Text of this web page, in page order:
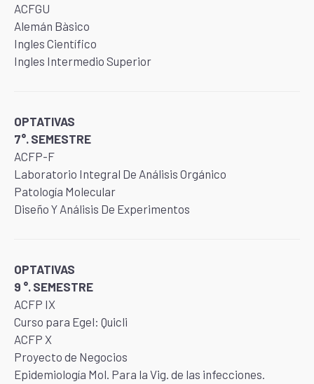
ACFGU
Alemán Bàsico
Ingles Científico
Ingles Intermedio Superior
OPTATIVAS
7°. SEMESTRE
ACFP-F
Laboratorio Integral De Análisis Orgánico
Patología Molecular
Diseño Y Análisis De Experimentos
OPTATIVAS
9 °. SEMESTRE
ACFP IX
Curso para Egel: Quicli
ACFP X
Proyecto de Negocios
Epidemiología Mol. Para la Vig. de las infecciones.